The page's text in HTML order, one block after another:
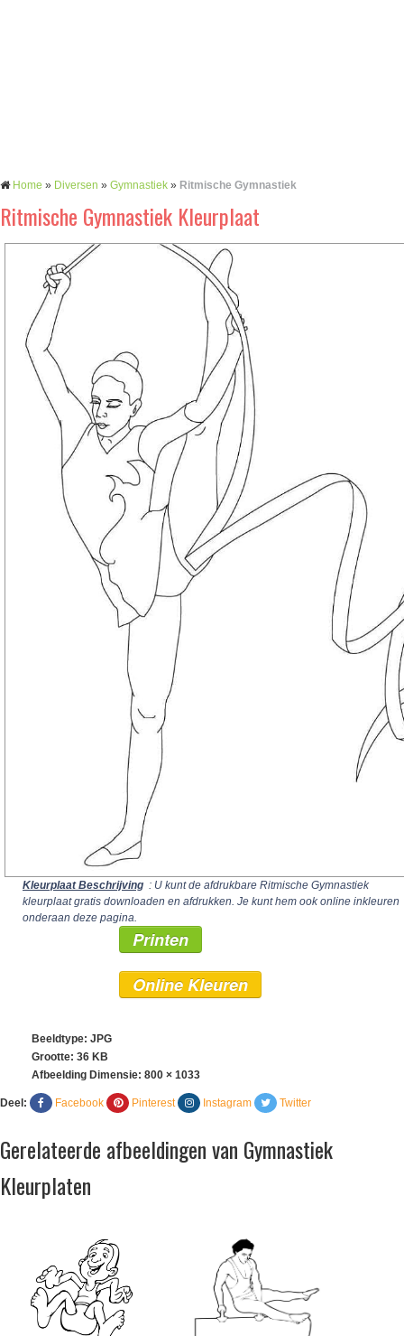
Home » Diversen » Gymnastiek » Ritmische Gymnastiek
Ritmische Gymnastiek Kleurplaat
Kleurplaat Beschrijving : U kunt de afdrukbare Ritmische Gymnastiek
kleurplaat gratis downloaden en afdrukken. Je kunt hem ook online inkleuren
onderaan deze pagina.
Printen
Online Kleuren
Beeldtype: JPG
Grootte: 36 KB
Afbeelding Dimensie: 800 × 1033
Deel: Facebook Pinterest Instagram Twitter
Gerelateerde afbeeldingen van Gymnastiek
Kleurplaten